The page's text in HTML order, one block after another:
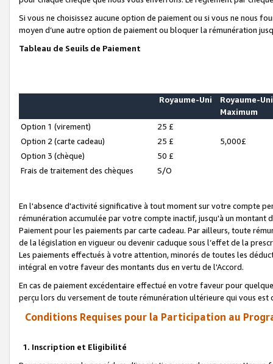
Si vous ne choisissez aucune option de paiement ou si vous ne nous
moyen d’une autre option de paiement ou bloquer la rémunération
Tableau de Seuils de Paiement
Royaume-Uni
Royaume-Uni
Maximum
Option 1 (virement)
25 £
Option 2 (carte cadeau)
25 £
5,000£
Option 3 (chèque)
50 £
Frais de traitement des chèques
S/O
En l'absence d'activité significative à tout moment sur votre compte
rémunération accumulée par votre compte inactif, jusqu'à un montant
Paiement pour les paiements par carte cadeau. Par ailleurs, toute
de la législation en vigueur ou devenir caduque sous l’effet de la
Les paiements effectués à votre attention, minorés de toutes les
intégral en votre faveur des montants dus en vertu de l'Accord.
En cas de paiement excédentaire effectué en votre faveur pour
perçu lors du versement de toute rémunération ultérieure qui vous est
Conditions Requises pour la Participation au
1. Inscription et Eligibilité